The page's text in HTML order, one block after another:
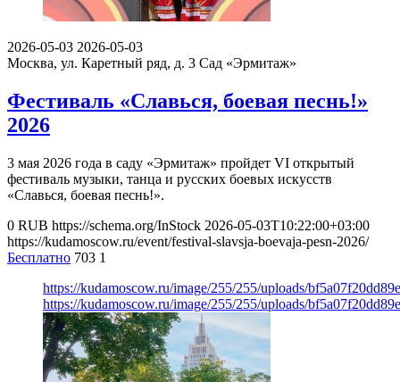
2026-05-03 2026-05-03
Москва, ул. Каретный ряд, д. 3 Сад «Эрмитаж»
Фестиваль «Славься, боевая песнь!»
2026
3 мая 2026 года в саду «Эрмитаж» пройдет VI открытый
фестиваль музыки, танца и русских боевых искусств
«Славься, боевая песнь!».
0 RUB https://schema.org/InStock 2026-05-03T10:22:00+03:00
https://kudamoscow.ru/event/festival-slavsja-boevaja-pesn-2026/
Бесплатно 703 1
https://kudamoscow.ru/image/255/255/uploads/
https://kudamoscow.ru/image/255/255/uploads/